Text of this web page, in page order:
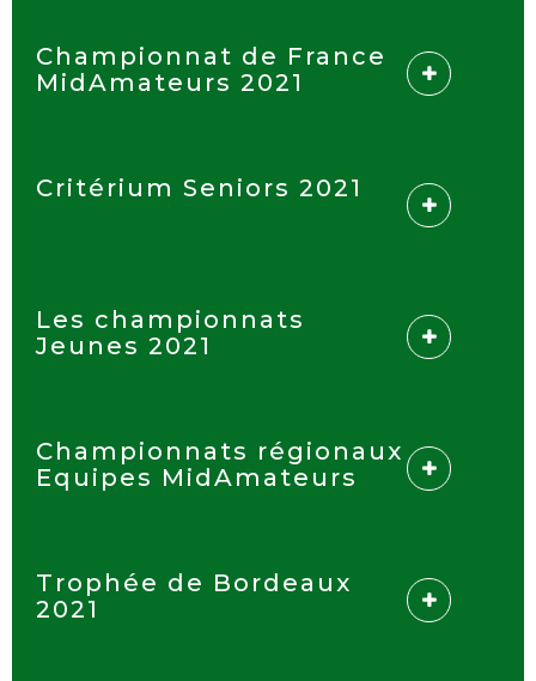
Championnat de France
MidAmateurs 2021
Critérium Seniors 2021
Les championnats
Jeunes 2021
Championnats régionaux
Equipes MidAmateurs
Trophée de Bordeaux
2021